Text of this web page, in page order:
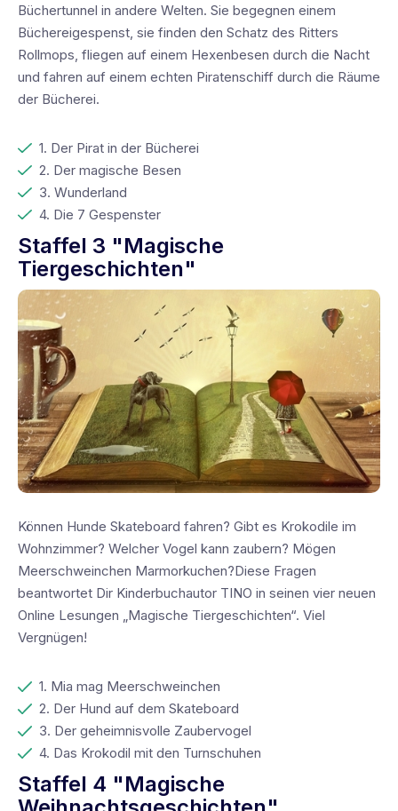
Büchertunnel in andere Welten. Sie begegnen einem
Büchereigespenst, sie finden den Schatz des Ritters
Rollmops, fliegen auf einem Hexenbesen durch die Nacht
und fahren auf einem echten Piratenschiff durch die Räume
der Bücherei.
1. Der Pirat in der Bücherei
2. Der magische Besen
3. Wunderland
4. Die 7 Gespenster
Staffel 3 "Magische
Tiergeschichten"
Können Hunde Skateboard fahren? Gibt es Krokodile im
Wohnzimmer? Welcher Vogel kann zaubern? Mögen
Meerschweinchen Marmorkuchen?Diese Fragen
beantwortet Dir Kinderbuchautor TINO in seinen vier neuen
Online Lesungen „Magische Tiergeschichten“. Viel
Vergnügen!
1. Mia mag Meerschweinchen
2. Der Hund auf dem Skateboard
3. Der geheimnisvolle Zaubervogel
4. Das Krokodil mit den Turnschuhen
Staffel 4 "Magische